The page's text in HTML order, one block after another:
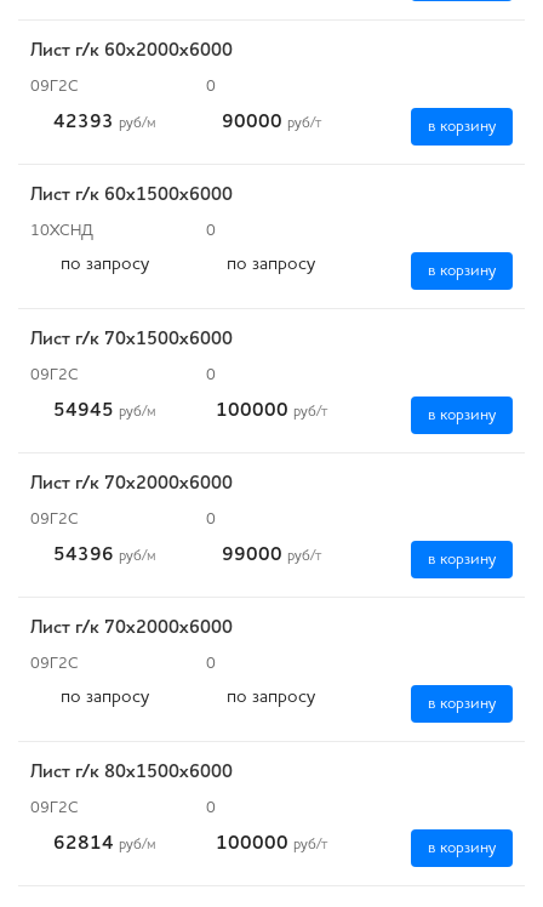
Лист г/к 60х2000х6000
09Г2С 0
42393 руб/м 90000 руб/т в корзину
Лист г/к 60х1500х6000
10ХСНД 0
по запросу по запросу в корзину
Лист г/к 70х1500х6000
09Г2С 0
54945 руб/м 100000 руб/т в корзину
Лист г/к 70х2000х6000
09Г2С 0
54396 руб/м 99000 руб/т в корзину
Лист г/к 70х2000х6000
09Г2С 0
по запросу по запросу в корзину
Лист г/к 80х1500х6000
09Г2С 0
62814 руб/м 100000 руб/т в корзину